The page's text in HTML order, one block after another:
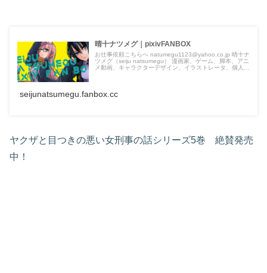
晴十ナツメグ｜pixivFANBOX
お仕事依頼こちらへ natumegu1123@yahoo.co.jp 晴十ナ
ツメグ（seiju natsumegu） 漫画家、ゲーム、脚本、アニ
メ動画、キャラクターデザイン、イラストレータ、個人
seijunatsumegu.fanbox.cc
ヤクザと目つきの悪い女刑事の話シリーズ5巻 絶賛発売
中！